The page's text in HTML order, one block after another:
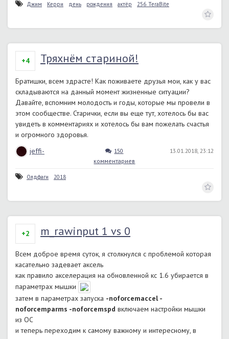
Джим Керри день рождения актёр 256_TeraBite
+4 Тряхнём стариной!
Братишки, всем здрасте! Как поживаете друзья мои, как у вас
складываются на данный момент жизненные ситуации?
Давайте, вспомним молодость и годы, которые мы провели в
этом сообществе. Старички, если вы еще тут, хотелось бы вас
увидеть в комментариях и хотелось бы вам пожелать счастья
и огромного здоровья.
jeffi-
150
комментариев
13.01.2018, 23:12
Олдфаги 2018
+2 m_rawinput 1 vs 0
Всем доброе время суток, я столкнулся с проблемой которая
касательно задевает аксель
как правило акселерация на обновленной кс 1.6 убирается в
параметрах мышки
затем в параметрах запуска -noforcemaccel -
noforcemparms -noforcemspd включаем настройки мышки
из ОС
и теперь переходим к самому важному и интересному, в